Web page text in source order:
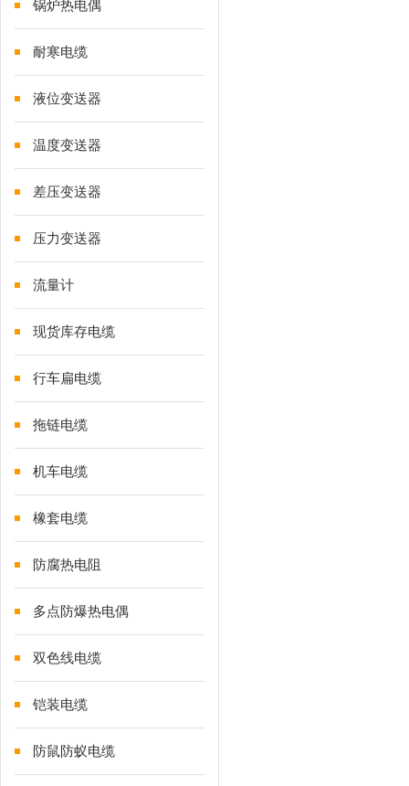
锅炉热电偶
耐寒电缆
液位变送器
温度变送器
差压变送器
压力变送器
流量计
现货库存电缆
行车扁电缆
拖链电缆
机车电缆
橡套电缆
防腐热电阻
多点防爆热电偶
双色线电缆
铠装电缆
防鼠防蚁电缆